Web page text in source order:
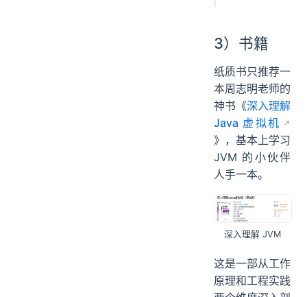
3）书籍
纸质书只推荐一
本周志明老师的
神书《深入理解
Java 虚拟机
》，基本上学习
JVM 的小伙伴
人手一本。
深入理解 JVM
这是一部从工作
原理和工程实践